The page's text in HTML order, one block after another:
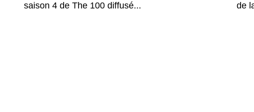
saison 4 de The 100 diffusé...
de